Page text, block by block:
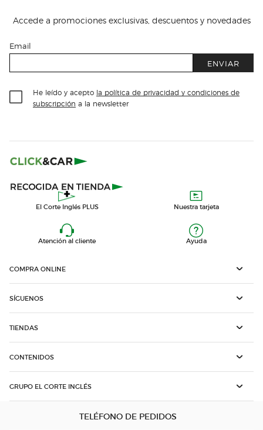
Accede a promociones exclusivas, descuentos y novedades
Email
ENVIAR
He leído y acepto la política de privacidad y condiciones de
subscripción a la newsletter
El Corte Inglés PLUS Nuestra tarjeta
Atención al cliente Ayuda
COMPRA ONLINE
SÍGUENOS
TIENDAS
CONTENIDOS
GRUPO EL CORTE INGLÉS
TELÉFONO DE PEDIDOS